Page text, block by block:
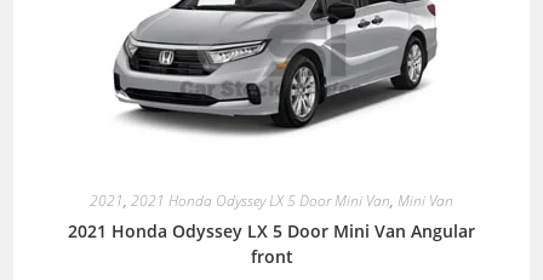
2021, 2021 Honda Odyssey LX 5 Door Mini Van, Mini Van
2021 Honda Odyssey LX 5 Door Mini Van Angular
front